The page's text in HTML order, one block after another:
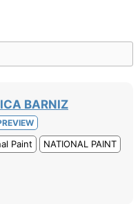
BARNIZ
Paint NATIONAL PAINT